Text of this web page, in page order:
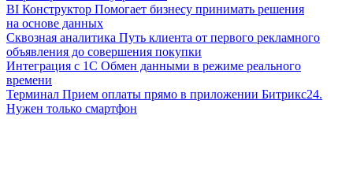
BI Конструктор Помогает бизнесу принимать решения
на основе данных
Сквозная аналитика Путь клиента от первого рекламного
объявления до совершения покупки
Интеграция с 1С Обмен данными в режиме реального
времени
Терминал Прием оплаты прямо в приложении Битрикс24.
Нужен только смартфон